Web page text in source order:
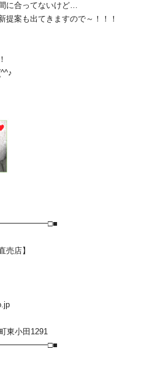
に合ってないけど…
提案も出てきますので～！！！
売店】
東小田1291